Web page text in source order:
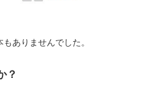
ありませんでした。
？